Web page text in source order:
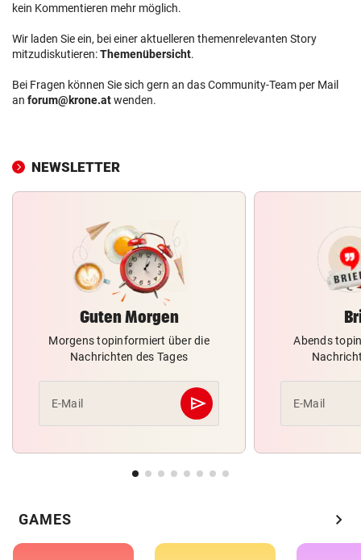
kein Kommentieren mehr möglich.
Wir laden Sie ein, bei einer aktuelleren themenrelevanten Story
mitzudiskutieren:Themenübersicht.
Bei Fragen können Sie sich gern an das Community-Team per Mail
an forum@krone.atwenden.
NEWSLETTER
Guten Morgen
Morgens topinformiert über die
Nachrichten des Tages
E-Mail send
Abschicken
Abends
E-Mail
GAMES chevron_right